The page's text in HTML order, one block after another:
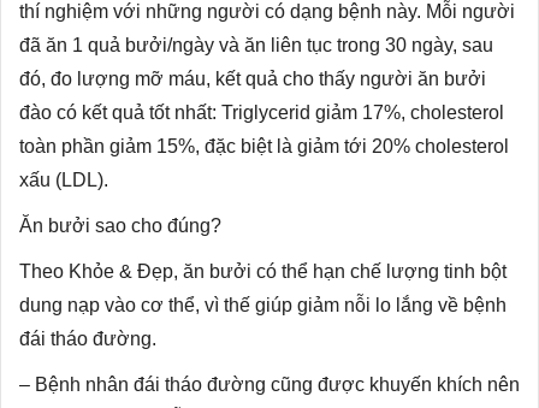
thí nghiệm với những người có dạng bệnh này. Mỗi người
đã ăn 1 quả bưởi/ngày và ăn liên tục trong 30 ngày, sau
đó, đo lượng mỡ máu, kết quả cho thấy người ăn bưởi
đào có kết quả tốt nhất: Triglycerid giảm 17%, cholesterol
toàn phần giảm 15%, đặc biệt là giảm tới 20% cholesterol
xấu (LDL).
Ăn bưởi sao cho đúng?
Theo Khỏe & Đẹp, ăn bưởi có thể hạn chế lượng tinh bột
dung nạp vào cơ thể, vì thế giúp giảm nỗi lo lắng về bệnh
đái tháo đường.
– Bệnh nhân đái tháo đường cũng được khuyến khích nên